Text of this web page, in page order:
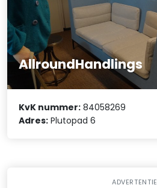
AllroundHandlings
KvK nummer: 84058269
Adres: Plutopad 6
ADVERTENTIE